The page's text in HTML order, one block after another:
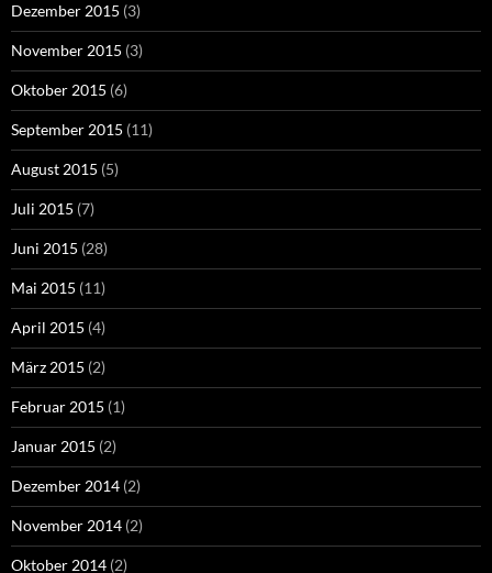
Dezember 2015 (3)
November 2015 (3)
Oktober 2015 (6)
September 2015 (11)
August 2015 (5)
Juli 2015 (7)
Juni 2015 (28)
Mai 2015 (11)
April 2015 (4)
März 2015 (2)
Februar 2015 (1)
Januar 2015 (2)
Dezember 2014 (2)
November 2014 (2)
Oktober 2014 (2)